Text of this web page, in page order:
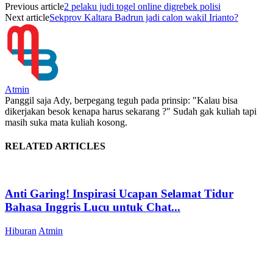
Previous article2 pelaku judi togel online digrebek polisi
Next articleSekprov Kaltara Badrun jadi calon wakil Irianto?
Atmin
Panggil saja Ady, berpegang teguh pada prinsip: "Kalau bisa
dikerjakan besok kenapa harus sekarang ?" Sudah gak kuliah tapi
masih suka mata kuliah kosong.
RELATED ARTICLES
Anti Garing! Inspirasi Ucapan Selamat Tidur
Bahasa Inggris Lucu untuk Chat...
Hiburan Atmin